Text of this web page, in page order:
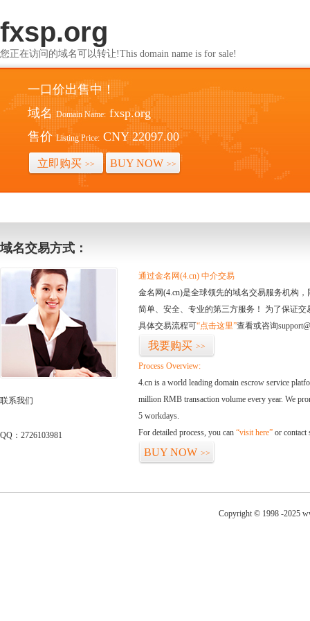
fxsp.org
您正在访问的域名可以转让!This domain name is for sale!
一口价出售中！
域名 Domain Name: fxsp.org
售价 Listing Price: CNY 22097.00
立即购买 >> BUY NOW >>
域名交易方式：
联系我们
QQ：2726103981
通过金名网(4.cn) 中介交易
金名网(4.cn)是全球领先的域名交易服务机构
简单、安全、专业的第三方服务！ 为了保证
具体交易流程可“点击这里”查看或咨询
我要购买 >>
Process Overview:
4.cn is a world leading domain escrow service
million RMB transaction volume every year. We
5 workdays.
For detailed process, you can “visit here” or contact
BUY NOW >>
Copyright © 1998 -2025